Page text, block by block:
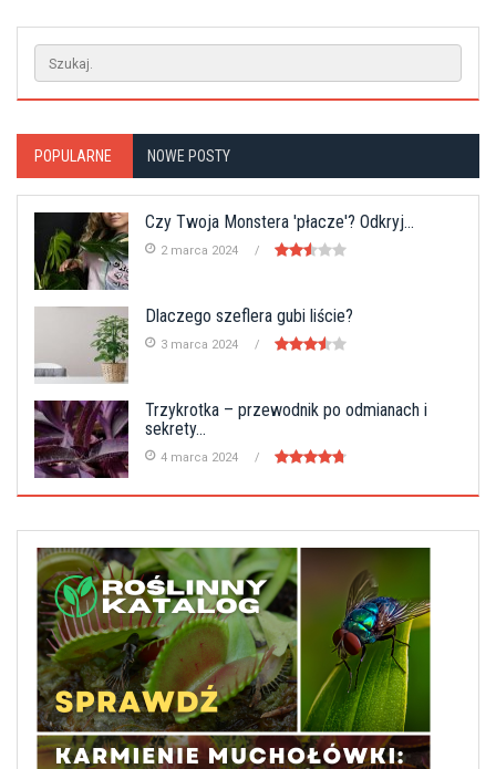
POPULARNE NOWE POSTY
Czy Twoja Monstera 'płacze'? Odkryj...
2 marca 2024
Dlaczego szeflera gubi liście?
3 marca 2024
Trzykrotka – przewodnik po odmianach i
sekrety...
4 marca 2024